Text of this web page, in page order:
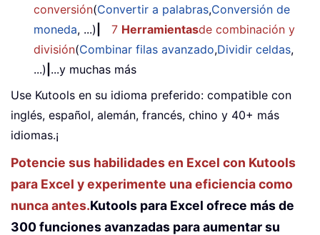
conversión(Convertir a palabras,Conversión de
moneda, ...) 7 Herramientasde combinación y
división(Combinar filas avanzado,Dividir celdas,
...) ...y muchas más
Use Kutools en su idioma preferido: compatible con
inglés, español, alemán, francés, chino y 40+ más
idiomas.¡
Potencie sus habilidades en Excel con Kutools
para Excel y experimente una eficiencia como
nunca antes.Kutools para Excel ofrece más de
300 funciones avanzadas para aumentar su